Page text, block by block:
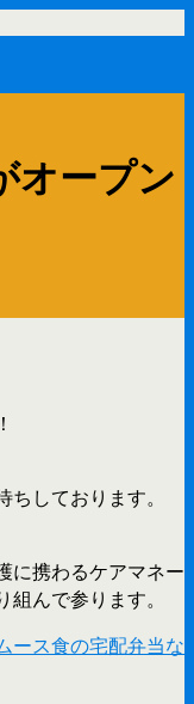
オープン
しております。
に携わるケアマネー
んで参ります。
ース食の宅配弁当な